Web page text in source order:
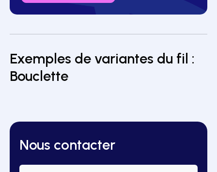
Exemples de variantes du fil :
Bouclette
Titrage : 295 dtex
Matières : Polyester
Nous contacter